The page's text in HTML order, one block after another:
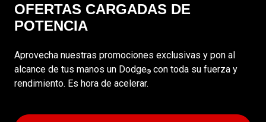
OFERTAS CARGADAS DE
POTENCIA
Aprovecha nuestras promociones exclusivas y pon al
alcance de tus manos un Dodge® con toda su fuerza y
rendimiento. Es hora de acelerar.